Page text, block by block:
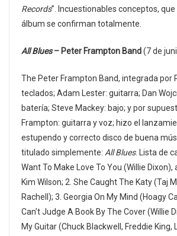
Records”. Incuestionables conceptos, que
álbum se confirman totalmente.
All Blues– Peter Frampton Band(7 de
The Peter Frampton Band, integrada por
teclados; Adam Lester: guitarra; Dan
batería; Steve Mackey: bajo; y por
Frampton: guitarra y voz; hizo el
estupendo y correcto disco de buena
titulado simplemente: All Blues. Lista de
Want To Make Love To You (Willie Dixon),
Kim Wilson; 2. She Caught The Katy (Taj
Rachell); 3. Georgia On My Mind (Hoagy
Can’t Judge A Book By The Cover (Willie
My Guitar (Chuck Blackwell, Freddie King,